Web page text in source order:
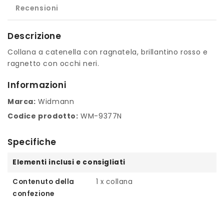
Recensioni
Descrizione
Collana a catenella con ragnatela, brillantino rosso e
ragnetto con occhi neri.
Informazioni
Marca: Widmann
Codice prodotto: WM-9377N
Specifiche
Elementi inclusi e consigliati
Contenuto della
confezione
1 x collana